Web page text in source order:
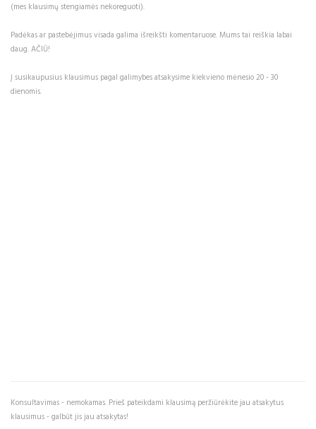
(mes klausimų stengiamės nekoreguoti).
Padėkas ar pastebėjimus visada galima išreikšti komentaruose. Mums tai reiškia labai
daug. AČIŪ!
Į susikaupusius klausimus pagal galimybes atsakysime kiekvieno mėnesio 20 - 30
dienomis.
Konsultavimas - nemokamas. Prieš pateikdami klausimą peržiūrėkite jau atsakytus
klausimus - galbūt jis jau atsakytas!